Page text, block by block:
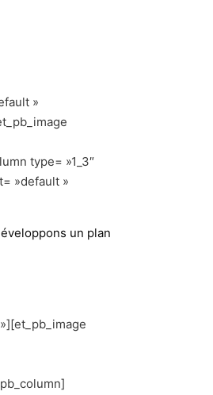
»
type= »1_3″
»default »
un plan